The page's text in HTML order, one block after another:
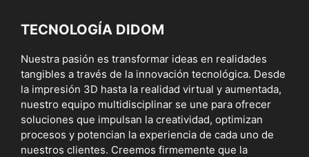
TECNOLOGÍA DIDOM
Nuestra pasión es transformar ideas en realidades
tangibles a través de la innovación tecnológica. Desde
la impresión 3D hasta la realidad virtual y aumentada,
nuestro equipo multidisciplinar se une para ofrecer
soluciones que impulsan la creatividad, optimizan
procesos y potencian la experiencia de cada uno de
nuestros clientes. Creemos firmemente que la